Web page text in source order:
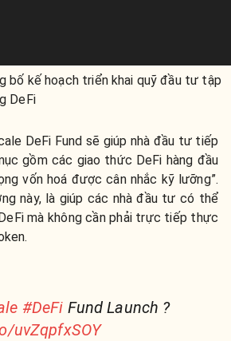
bố kế hoạch triển khai quỹ đầu tư tập
DeFi
DeFi Fund sẽ giúp nhà đầu tư tiếp
gồm các giao thức DeFi hàng đầu
vốn hoá được cân nhắc kỹ lưỡng”.
này, là giúp các nhà đầu tư có thể
mà không cần phải trực tiếp thực
#DeFi Fund Launch ?
uvZqpfxSOY